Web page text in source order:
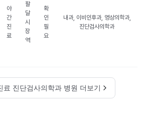
야
간
진
료
팔
달
시
장
역
확
인
필
요
내과, 이비인후과, 영상의학과,
진단검사의학과
료 진단검사의학과 병원 더보기